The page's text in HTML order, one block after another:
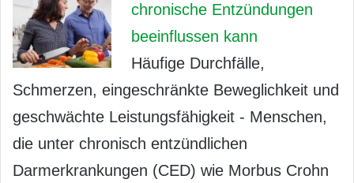
chronische Entzündungen
beeinflussen kann
Häufige Durchfälle,
Schmerzen, eingeschränkte Beweglichkeit und
geschwächte Leistungsfähigkeit - Menschen,
die unter chronisch entzündlichen
Darmerkrankungen (CED) wie Morbus Crohn